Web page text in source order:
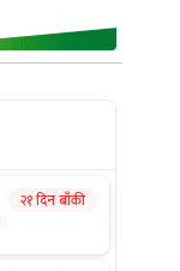
२१ दिन बाँकी